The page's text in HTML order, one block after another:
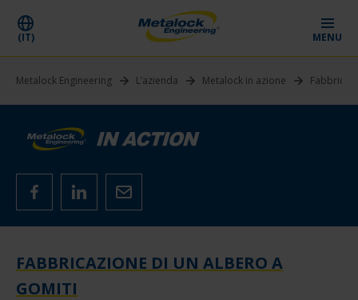
(IT) MENU
Metalock Engineering L’azienda Metalock in azione
FABBRICAZIONE DI UN ALBERO A
GOMITI